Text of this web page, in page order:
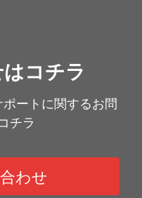
コチラ
ートに関するお問
チラ
わせ